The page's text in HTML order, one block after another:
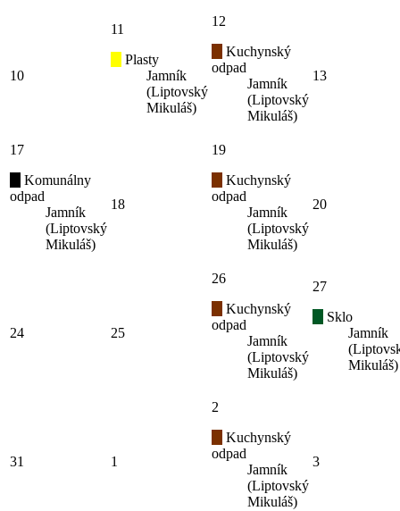
10
11
Plasty
Jamník
(Liptovský
Mikuláš)
12
Kuchynský
odpad
Jamník
(Liptovský
Mikuláš)
13
17
Komunálny
odpad
Jamník
(Liptovský
Mikuláš)
18
19
Kuchynský
odpad
Jamník
(Liptovský
Mikuláš)
20
24 25
26
Kuchynský
odpad
Jamník
(Liptovský
Mikuláš)
27
Sklo
Jamník
Mikuláš)
31 1
2
Kuchynský
odpad
Jamník
(Liptovský
Mikuláš)
3